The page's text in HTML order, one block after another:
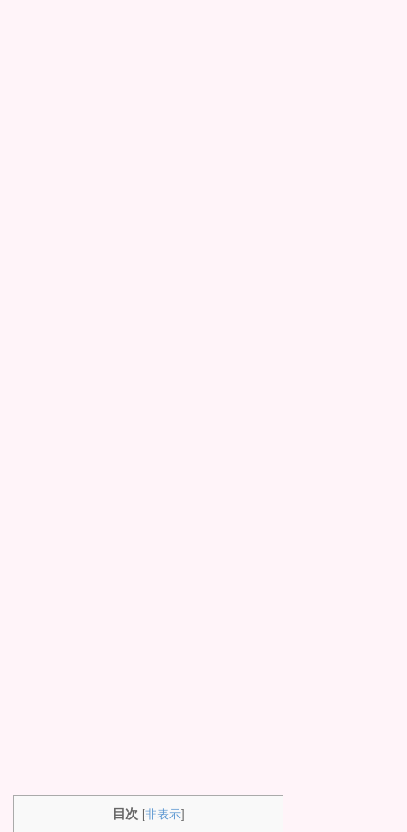
目次 [非表示]